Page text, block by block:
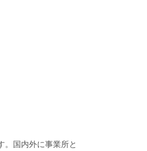
。国内外に事業所と